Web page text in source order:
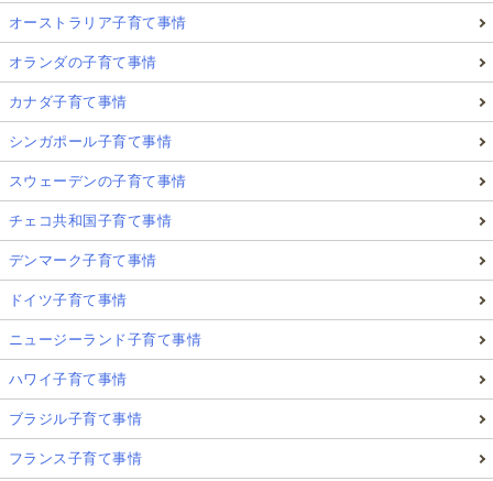
オーストラリア子育て事情
オランダの子育て事情
カナダ子育て事情
シンガポール子育て事情
スウェーデンの子育て事情
チェコ共和国子育て事情
デンマーク子育て事情
ドイツ子育て事情
ニュージーランド子育て事情
ハワイ子育て事情
ブラジル子育て事情
フランス子育て事情